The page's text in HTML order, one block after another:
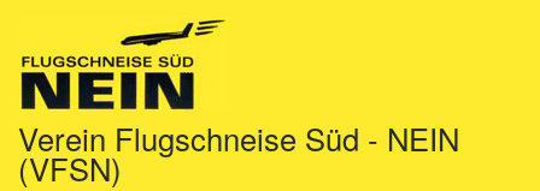
Verein Flugschneise Süd - NEIN
(VFSN)